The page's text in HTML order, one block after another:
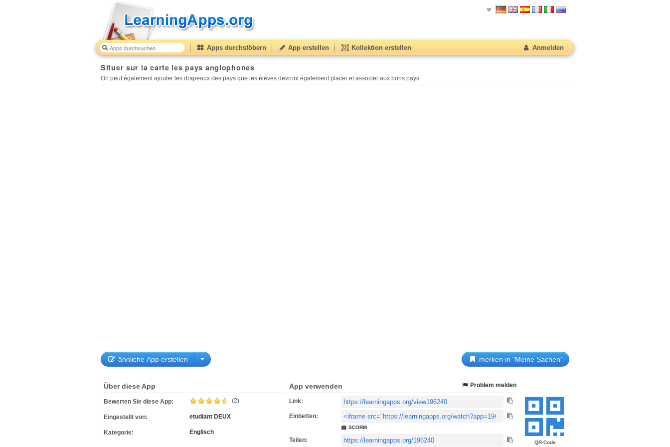
Apps durchstöbern App erstellen Kollektion erstellen Anmelden
Situer sur la carte les pays anglophones
On peut également ajouter les drapeaux des pays que les élèves devront également placer et associer aux bons pays
ähnliche App erstellen merken in "Meine Sachen"
Situer sur la carte les pays anglophones 45 (from10to50) based on2 ratings.
QR-Code
Über diese App
Bewerten Sie diese App: (2)
Eingestellt von: etudiant DEUX
Kategorie: Englisch
App verwenden Problem melden
Link:
Einbetten:
SCORM
Teilen: